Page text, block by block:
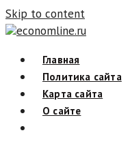
Skip to content
economline.ru
Главная
Политика сайта
Карта сайта
О сайте